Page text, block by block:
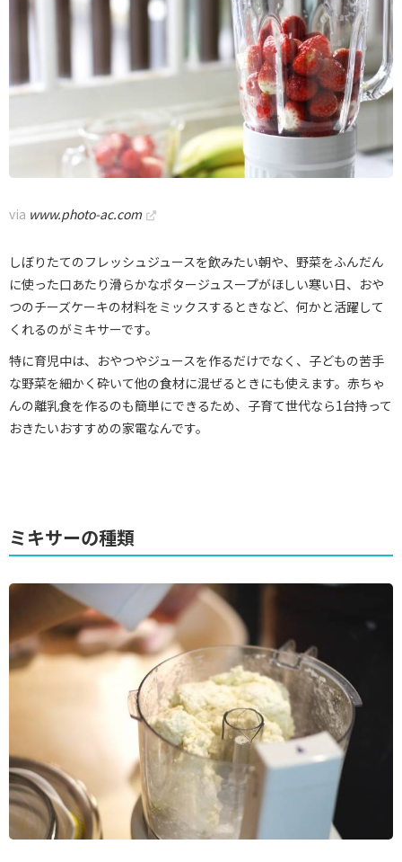
via www.photo-ac.com
しぼりたてのフレッシュジュースを飲みたい朝や、野菜をふんだん
に使った口あたり滑らかなポタージュスープがほしい寒い日、おや
つのチーズケーキの材料をミックスするときなど、何かと活躍して
くれるのがミキサーです。
特に育児中は、おやつやジュースを作るだけでなく、子どもの苦手
な野菜を細かく砕いて他の食材に混ぜるときにも使えます。赤ちゃ
んの離乳食を作るのも簡単にできるため、子育て世代なら1台持って
おきたいおすすめの家電なんです。
ミキサーの種類